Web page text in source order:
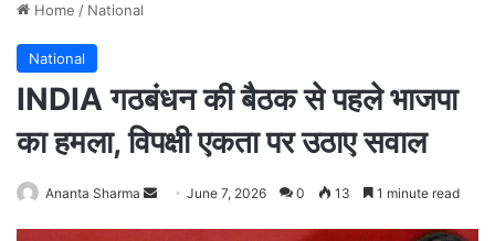
Home / National
National
INDIA गठबंधन की बैठक से पहले भाजपा
का हमला, विपक्षी एकता पर उठाए सवाल
Ananta Sharma June 7, 2026 0 13 1 minute read